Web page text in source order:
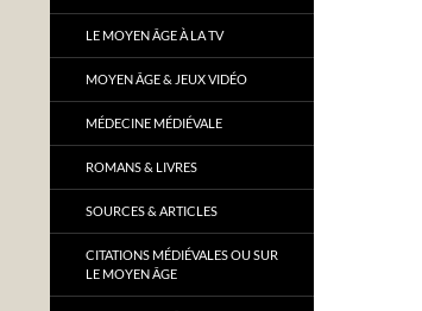
LE MOYEN ÂGE À LA TV
MOYEN ÂGE & JEUX VIDÉO
MÉDECINE MÉDIÉVALE
ROMANS & LIVRES
SOURCES & ARTICLES
CITATIONS MÉDIÉVALES OU SUR
LE MOYEN ÂGE